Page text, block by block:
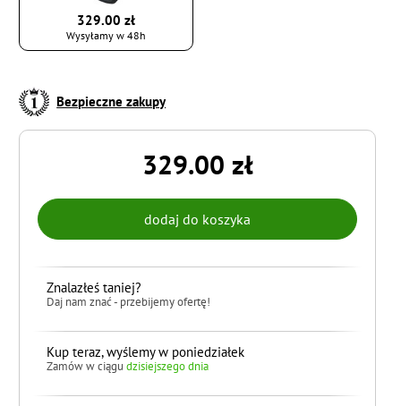
329.00 zł
Wysyłamy w 48h
Bezpieczne zakupy
329.00 zł
Znalazłeś taniej?
Daj nam znać - przebijemy ofertę!
Kup teraz, wyślemy w poniedziałek
Zamów w ciągudzisiejszego dnia